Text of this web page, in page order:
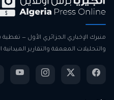
منبرك الإخباري الجزائري الأول — تغطية
والتحليلات المعمقة والتقارير